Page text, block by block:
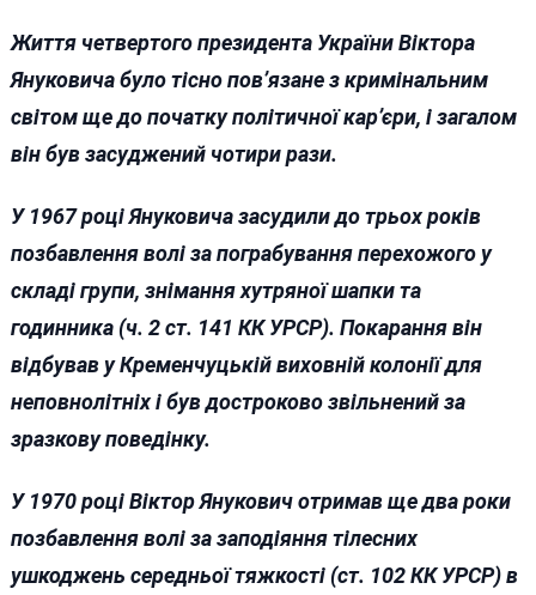
Життя четвертого президента України Віктора
Януковича було тісно пов’язане з кримінальним
світом ще до початку політичної кар’єри, і загалом
він був засуджений чотири рази.
У 1967 році Януковича засудили до трьох років
позбавлення волі за пограбування перехожого у
складі групи, знімання хутряної шапки та
годинника (ч. 2 ст. 141 КК УРСР). Покарання він
відбував у Кременчуцькій виховній колонії для
неповнолітніх і був достроково звільнений за
зразкову поведінку.
У 1970 році Віктор Янукович отримав ще два роки
позбавлення волі за заподіяння тілесних
ушкоджень середньої тяжкості (ст. 102 КК УРСР) в